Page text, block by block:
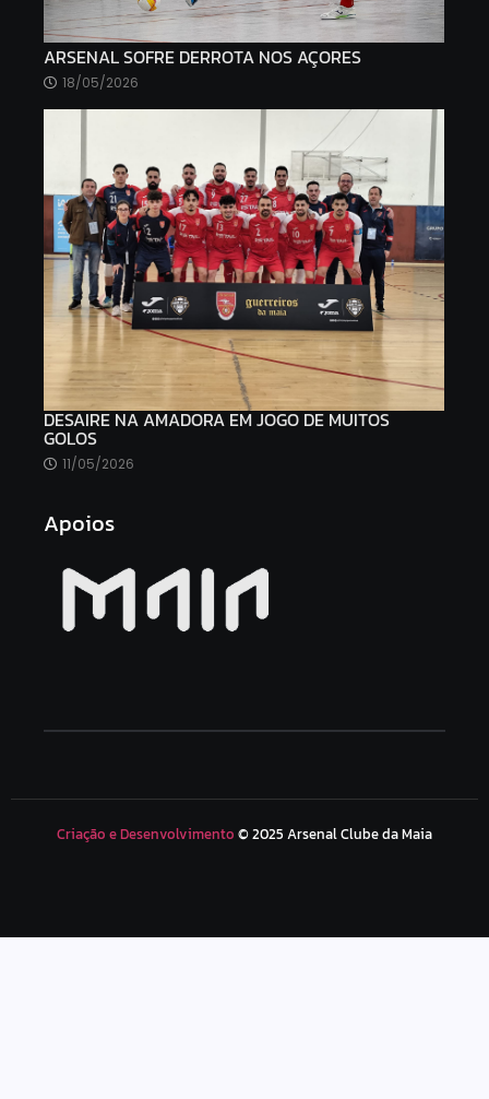
ARSENAL SOFRE DERROTA NOS AÇORES
18/05/2026
DESAIRE NA AMADORA EM JOGO DE MUITOS
GOLOS
11/05/2026
Apoios
Criação e Desenvolvimento © 2025 Arsenal Clube da Maia